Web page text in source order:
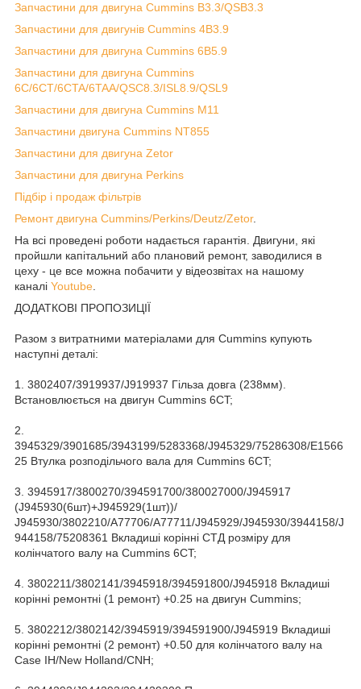
Запчастини для двигуна Cummins B3.3/QSB3.3
Запчастини для двигунів Cummins 4B3.9
Запчастини для двигуна Cummins 6B5.9
Запчастини для двигуна Cummins
6C/6CT/6CTA/6TAA/QSC8.3/ISL8.9/QSL9
Запчастини для двигуна Cummins M11
Запчастини двигуна Cummins NT855
Запчастини для двигуна Zetor
Запчастини для двигуна Perkins
Підбір і продаж фільтрів
Ремонт двигуна Cummins/Perkins/Deutz/Zetor.
На всі проведені роботи надається гарантія. Двигуни, які
пройшли капітальний або плановий ремонт, заводилися в
цеху - це все можна побачити у відеозвітах на нашому
каналі Youtube.
ДОДАТКОВІ ПРОПОЗИЦІЇ
Разом з витратними матеріалами для Cummins купують
наступні деталі:
1. 3802407/3919937/J919937 Гільза довга (238мм).
Встановлюється на двигун Cummins 6CT;
2.
3945329/3901685/3943199/5283368/J945329/75286308/E1566
25 Втулка розподільчого вала для Cummins 6CT;
3. 3945917/3800270/394591700/380027000/J945917
(J945930(6шт)+J945929(1шт))/
J945930/3802210/A77706/A77711/J945929/J945930/3944158/J
944158/75208361 Вкладиші корінні СТД розміру для
колінчатого валу на Cummins 6CT;
4. 3802211/3802141/3945918/394591800/J945918 Вкладиші
корінні ремонтні (1 ремонт) +0.25 на двигун Cummins;
5. 3802212/3802142/3945919/394591900/J945919 Вкладиші
корінні ремонтні (2 ремонт) +0.50 для колінчатого валу на
Case IH/New Holland/CNH;